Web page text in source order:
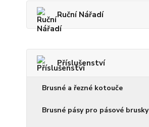
Ruční Nářadí
Příslušenství
Brusné a řezné kotouče
Brusné pásy pro pásové brusky